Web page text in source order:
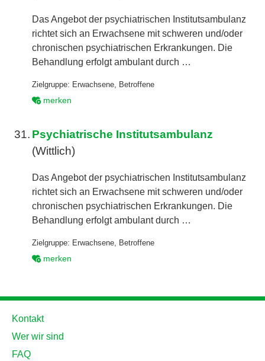
Das Angebot der psychiatrischen Institutsambulanz
richtet sich an Erwachsene mit schweren und/oder
chronischen psychiatrischen Erkrankungen. Die
Behandlung erfolgt ambulant durch …
Zielgruppe: Erwachsene
Betroffene
merken
31. Psychiatrische Institutsambulanz
(Wittlich)
Das Angebot der psychiatrischen Institutsambulanz
richtet sich an Erwachsene mit schweren und/oder
chronischen psychiatrischen Erkrankungen. Die
Behandlung erfolgt ambulant durch …
Zielgruppe: Erwachsene, Betroffene
merken
Kontakt
Wer wir sind
FAQ